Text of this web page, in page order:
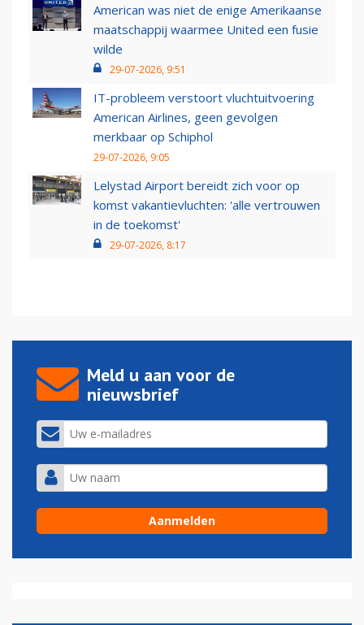
American was niet de enige Amerikaanse
maatschappij waarmee United een fusie
wilde
29-07-2026, 9:51
IT-probleem verstoort vluchtuitvoering
American Airlines, geen gevolgen
merkbaar op Schiphol
29-07-2026, 9:05
Lelystad Airport bereidt zich voor op
komst vakantievluchten: 'alle vertrouwen
in de toekomst'
29-07-2026, 8:17
Meld u aan voor de
nieuwsbrief